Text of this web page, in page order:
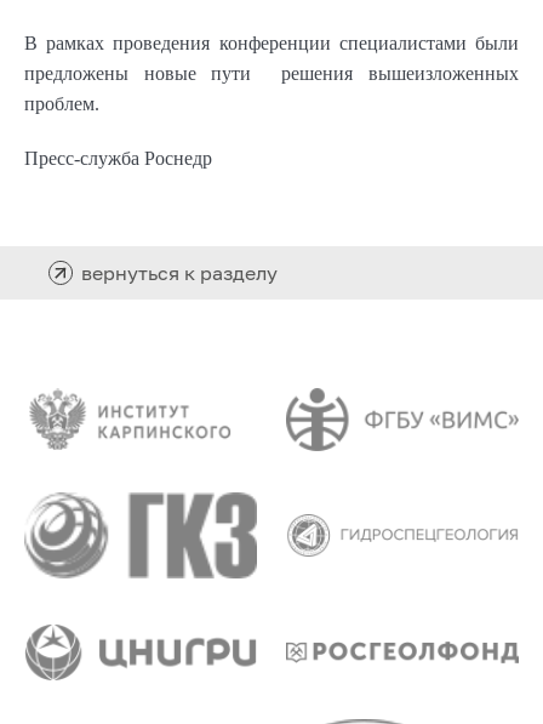
В рамках проведения конференции специалистами были
предложены новые пути решения вышеизложенных
проблем.
Пресс-служба Роснедр
вернуться к разделу